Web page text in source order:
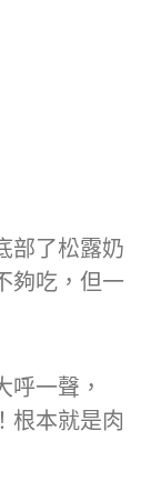
部了松露奶
吃，但一
呼一聲，
本就是肉